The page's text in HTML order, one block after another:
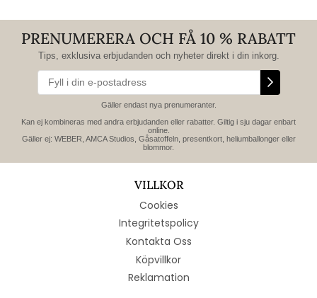
PRENUMERERA OCH FÅ 10 % RABATT
Tips, exklusiva erbjudanden och nyheter direkt i din inkorg.
Gäller endast nya prenumeranter.
Kan ej kombineras med andra erbjudanden eller rabatter. Giltig i sju dagar enbart
online.
Gäller ej: WEBER, AMCA Studios, Gåsatoffeln, presentkort, heliumballonger eller
blommor.
VILLKOR
Cookies
Integritetspolicy
Kontakta Oss
Köpvillkor
Reklamation